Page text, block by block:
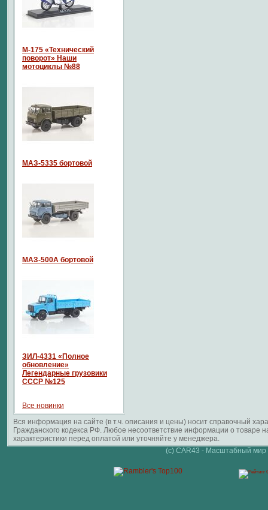
М-175 «Технический
поворот» Наши
мотоциклы №88
МАЗ-5335 бортовой
МАЗ-500А бортовой
ЗИЛ-4331 «Полное
обновление»
Легендарные грузовики
СССР №125
Все новинки
Вся информация на сайте (в т.ч. описания и цены) носит справочный
Гражданского кодекса РФ. Любое несоответствие информации о
характеристики перед оплатой или уточняйте у менеджера.
(c) CAR43 - Масштабный мир